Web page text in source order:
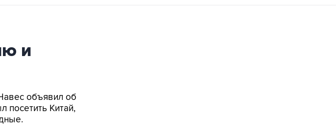
и
объявил об
посетить Китай,